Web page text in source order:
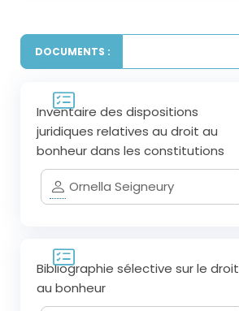
DOCUMENTS :
Inventaire des dispositions
juridiques relatives au droit au
bonheur dans les constitutions
Ornella Seigneury
Bibliographie sélective sur le droit
au bonheur